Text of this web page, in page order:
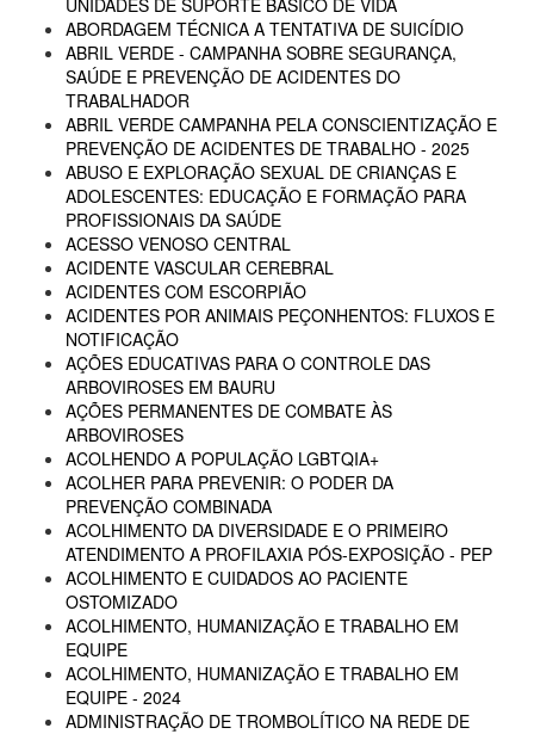
UNIDADES DE SUPORTE BÁSICO DE VIDA
ABORDAGEM TÉCNICA A TENTATIVA DE SUICÍDIO
ABRIL VERDE - CAMPANHA SOBRE SEGURANÇA,
SAÚDE E PREVENÇÃO DE ACIDENTES DO
TRABALHADOR
ABRIL VERDE CAMPANHA PELA CONSCIENTIZAÇÃO E
PREVENÇÃO DE ACIDENTES DE TRABALHO - 2025
ABUSO E EXPLORAÇÃO SEXUAL DE CRIANÇAS E
ADOLESCENTES: EDUCAÇÃO E FORMAÇÃO PARA
PROFISSIONAIS DA SAÚDE
ACESSO VENOSO CENTRAL
ACIDENTE VASCULAR CEREBRAL
ACIDENTES COM ESCORPIÃO
ACIDENTES POR ANIMAIS PEÇONHENTOS: FLUXOS E
NOTIFICAÇÃO
AÇÕES EDUCATIVAS PARA O CONTROLE DAS
ARBOVIROSES EM BAURU
AÇÕES PERMANENTES DE COMBATE ÀS
ARBOVIROSES
ACOLHENDO A POPULAÇÃO LGBTQIA+
ACOLHER PARA PREVENIR: O PODER DA
PREVENÇÃO COMBINADA
ACOLHIMENTO DA DIVERSIDADE E O PRIMEIRO
ATENDIMENTO A PROFILAXIA PÓS-EXPOSIÇÃO - PEP
ACOLHIMENTO E CUIDADOS AO PACIENTE
OSTOMIZADO
ACOLHIMENTO, HUMANIZAÇÃO E TRABALHO EM
EQUIPE
ACOLHIMENTO, HUMANIZAÇÃO E TRABALHO EM
EQUIPE - 2024
ADMINISTRAÇÃO DE TROMBOLÍTICO NA REDE DE